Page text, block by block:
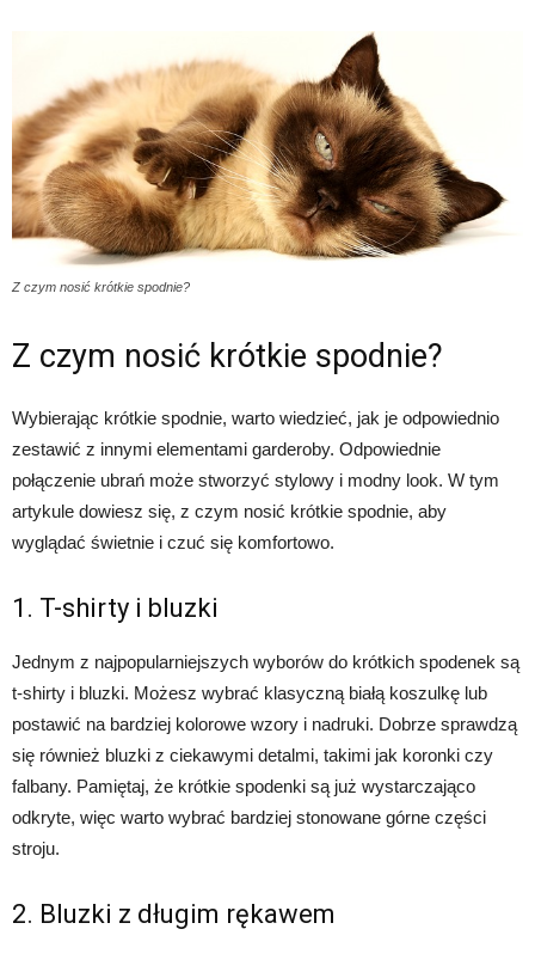
Z czym nosić krótkie spodnie?
Z czym nosić krótkie spodnie?
Wybierając krótkie spodnie, warto wiedzieć, jak je odpowiednio
zestawić z innymi elementami garderoby. Odpowiednie
połączenie ubrań może stworzyć stylowy i modny look. W tym
artykule dowiesz się, z czym nosić krótkie spodnie, aby
wyglądać świetnie i czuć się komfortowo.
1. T-shirty i bluzki
Jednym z najpopularniejszych wyborów do krótkich spodenek są
t-shirty i bluzki. Możesz wybrać klasyczną białą koszulkę lub
postawić na bardziej kolorowe wzory i nadruki. Dobrze sprawdzą
się również bluzki z ciekawymi detalmi, takimi jak koronki czy
falbany. Pamiętaj, że krótkie spodenki są już wystarczająco
odkryte, więc warto wybrać bardziej stonowane górne części
stroju.
2. Bluzki z długim rękawem